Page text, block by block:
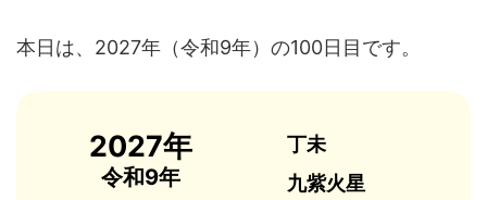
本日は、2027年（令和9年）の100日目です。
2027年
令和9年
丁未
九紫火星